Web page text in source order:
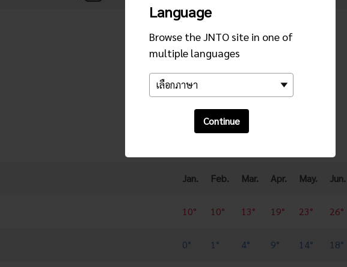
Language
Browse the JNTO site in one of
multiple languages
Continue
แนวโน้มรายเดือน
Jan. Feb. Mar. Apr. May. Jun.
10° 10° 13° 19° 23° 26°
0° 1° 4° 9° 14° 18°